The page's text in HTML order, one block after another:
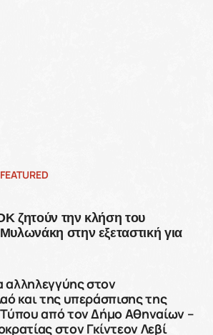
FEATURED
ζητούν την κλήση του
στην εξεταστική για
αλληλεγγύης στον
και της υπεράσπισης της
Τύπου από τον Δήμο Αθηναίων –
στον Γκίντεον Λεβί